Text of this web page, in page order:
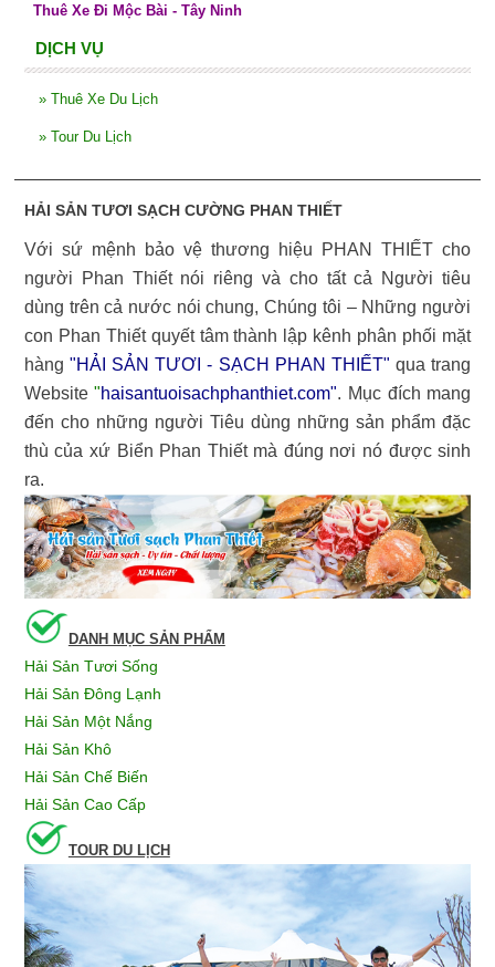
Thuê Xe Đi Mộc Bài - Tây Ninh
DỊCH VỤ
» Thuê Xe Du Lịch
» Tour Du Lịch
HẢI SẢN TƯƠI SẠCH CƯỜNG PHAN THIẾT
Với sứ mệnh bảo vệ thương hiệu PHAN THIẾT cho
người Phan Thiết nói riêng và cho tất cả Người tiêu
dùng trên cả nước nói chung, Chúng tôi – Những người
con Phan Thiết quyết tâm thành lập kênh phân phối mặt
hàng "HẢI SẢN TƯƠI - SẠCH PHAN THIẾT" qua trang
Website"haisantuoisachphanthiet.com". Mục đích mang
đến cho những người Tiêu dùng những sản phẩm đặc
thù của xứ Biển Phan Thiết mà đúng nơi nó được sinh
ra.
DANH MỤC SẢN PHẨM
Hải Sản Tươi Sống
Hải Sản Đông Lạnh
Hải Sản Một Nắng
Hải Sản Khô
Hải Sản Chế Biến
Hải Sản Cao Cấp
TOUR DU LỊCH